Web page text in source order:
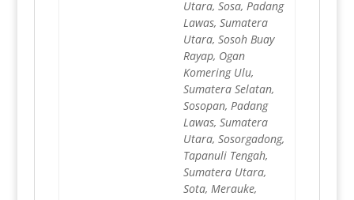
Utara, Sosa, Padang
Lawas, Sumatera
Utara, Sosoh Buay
Rayap, Ogan
Komering Ulu,
Sumatera Selatan,
Sosopan, Padang
Lawas, Sumatera
Utara, Sosorgadong,
Tapanuli Tengah,
Sumatera Utara,
Sota, Merauke,